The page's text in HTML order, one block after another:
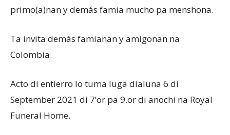
primo(a)nan y demás famia mucho pa menshona.
Ta invita demás famianan y amigonan na
Colombia.
Acto di entierro lo tuma luga dialuna 6 di
September 2021 di 7’or pa 9.or di anochi na Royal
Funeral Home.